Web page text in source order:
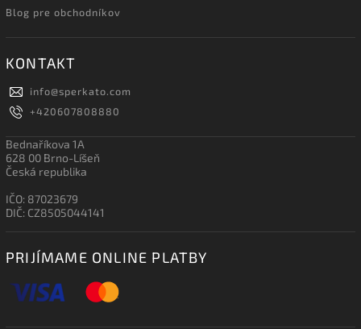
Blog pre obchodníkov
KONTAKT
info@sperkato.com
+420607808880
Bednaříkova 1A
628 00 Brno-Líšeň
Česká republika
IČO: 87023679
DIČ: CZ8505044141
PRIJÍMAME ONLINE PLATBY